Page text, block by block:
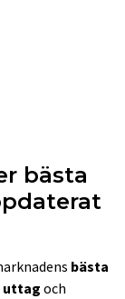
bästa
bästa
uttagoch